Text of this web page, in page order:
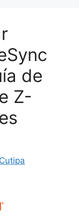
de
Z-